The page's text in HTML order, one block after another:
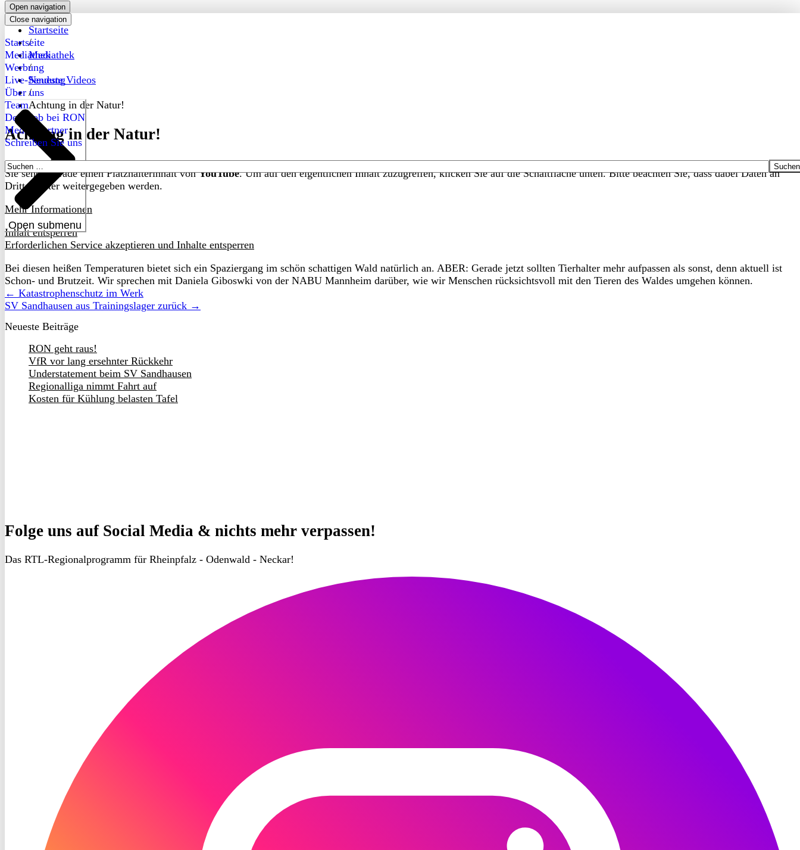
Open navigation
Close navigation
Startseite
Mediathek
Werbung
Live-Sendung
Über uns
Open submenu
Team
Dein Job bei RON
Medienpartner
Schreiben Sie uns
Suchen
nach:
Startseite
/
Mediathek
/
Neueste Videos
/
Achtung in der Natur!
Achtung in der Natur!
Sie sehen gerade einen Platzhalterinhalt vonYouTube. Um auf den eigentlichen Inhalt zuzugreifen, klicken Sie auf die Schaltfläche unten. Bitte beachten Sie, dass dabei Daten an
Drittanbieter weitergegeben werden.
Mehr Informationen
Inhalt entsperren
Erforderlichen Service akzeptieren und Inhalte entsperren
Bei diesen heißen Temperaturen bietet sich ein Spaziergang im schön schattigen Wald natürlich an. ABER: Gerade jetzt sollten Tierhalter mehr aufpassen als sonst, denn aktuell ist
Schon- und Brutzeit. Wir sprechen mit Daniela Giboswki von der NABU Mannheim darüber, wie wir Menschen rücksichtsvoll mit den Tieren des Waldes umgehen können.
← Katastrophenschutz im Werk
SV Sandhausen aus Trainingslager zurück →
Neueste Beiträge
RON geht raus!
VfR vor lang ersehnter Rückkehr
Understatement beim SV Sandhausen
Regionalliga nimmt Fahrt auf
Kosten für Kühlung belasten Tafel
Folge uns auf Social Media & nichts mehr verpassen!
Das RTL-Regionalprogramm für Rheinpfalz - Odenwald - Neckar!